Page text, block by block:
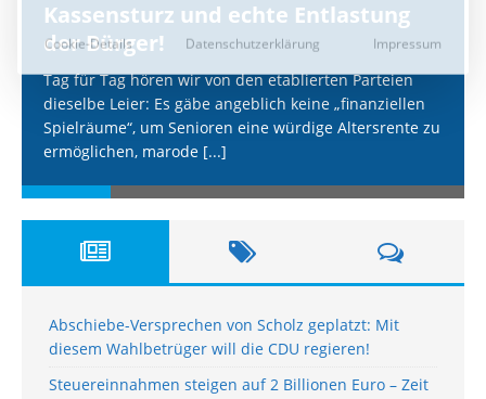
Kassensturz und echte Entlastung
der Bürger!
Tag für Tag hören wir von den etablierten Parteien
dieselbe Leier: Es gäbe angeblich keine „finanziellen
Spielräume“, um Senioren eine würdige Altersrente zu
ermöglichen, marode [...]
Abschiebe-Versprechen von Scholz geplatzt: Mit
diesem Wahlbetrüger will die CDU regieren!
Steuereinnahmen steigen auf 2 Billionen Euro – Zeit